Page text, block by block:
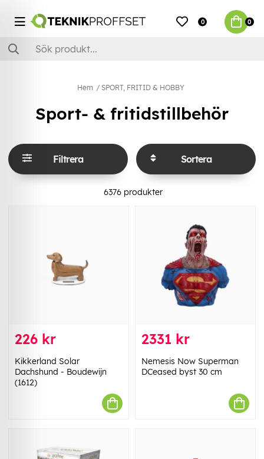
0 0
Hem SPORT, FRITID & HOBBY
Sport- & fritidstillbehör
Filtrera Sortera
6376 produkter
226 kr
Kikkerland Solar
Dachshund - Boudewijn
(1612)
2331 kr
Nemesis Now Superman
DCeased byst 30 cm